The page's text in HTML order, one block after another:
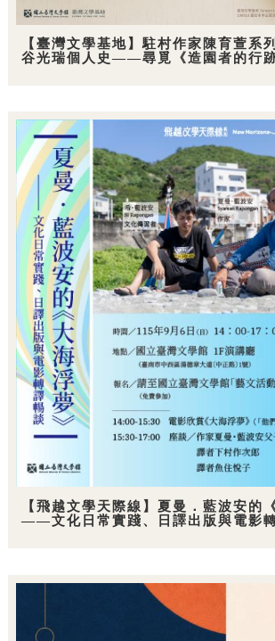
【臺灣文學基地】駐村作家陳育萱系
谷光瑞個人史——尋覓《造園者的行跡
【飛越文學天際線】夏曼．藍波安的
——文化日常實踐、日譯出版與電影